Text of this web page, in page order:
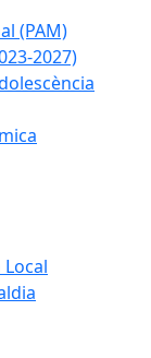
(PAM)
2027)